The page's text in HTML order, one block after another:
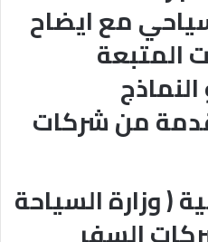
مع ايضاح
المتبعة
من شركات
( وزارة السياحة